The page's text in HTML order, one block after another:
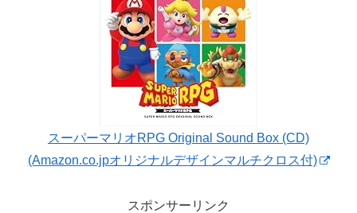
スーパーマリオRPG Original Sound Box (CD)
(Amazon.co.jpオリジナルデザインマルチクロス付)
スポンサーリンク